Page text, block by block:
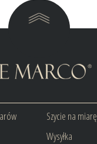
Szycie na miarę
Wysyłka